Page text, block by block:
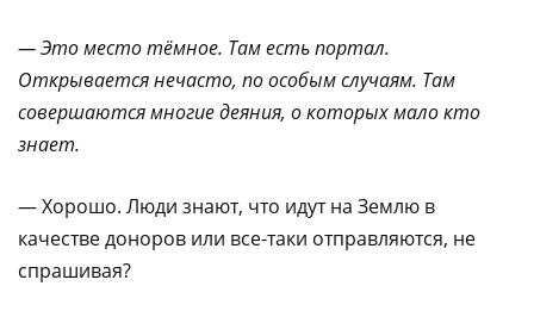
— Это место тёмное. Там есть портал.
Открывается нечасто, по особымслучаям. Там
совершаются многие деяния, о которых мало кто
знает.
— Хорошо. Люди знают, что идут на Землю в
качестве доноров или все-таки отправляются, не
спрашивая?